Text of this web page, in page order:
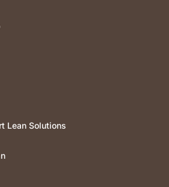
Lean Solutions